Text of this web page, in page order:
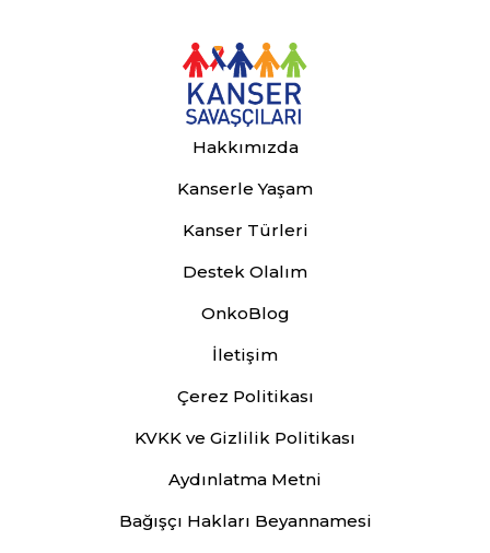
Hakkımızda
Kanserle Yaşam
Kanser Türleri
Destek Olalım
OnkoBlog
İletişim
Çerez Politikası
KVKK ve Gizlilik Politikası
Aydınlatma Metni
Bağışçı Hakları Beyannamesi